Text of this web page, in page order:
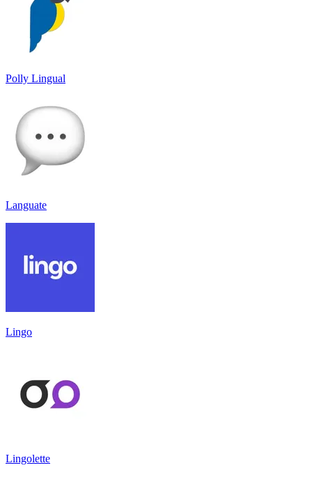
Polly Lingual
Languate
Lingo
Lingolette